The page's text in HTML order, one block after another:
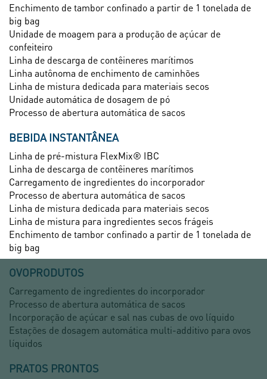
Enchimento de tambor confinado a partir de 1 tonelada de
big bag
Unidade de moagem para a produção de açúcar de
confeiteiro
Linha de descarga de contêineres marítimos
Linha autônoma de enchimento de caminhões
Linha de mistura dedicada para materiais secos
Unidade automática de dosagem de pó
Processo de abertura automática de sacos
BEBIDA INSTANTÂNEA
Linha de pré-mistura FlexMix® IBC
Linha de descarga de contêineres marítimos
Carregamento de ingredientes do incorporador
Processo de abertura automática de sacos
Linha de mistura dedicada para materiais secos
Linha de mistura para ingredientes secos frágeis
Enchimento de tambor confinado a partir de 1 tonelada de
big bag
OVOPRODUTOS
Carregamento de ingredientes do incorporador
Processo de abertura automática de sacos
Incorporação de açúcar e sal nas cubas de ovo líquido
Estações de dosagem automática multi-additivo para ovos
líquidos
PRATOS PRONTOS